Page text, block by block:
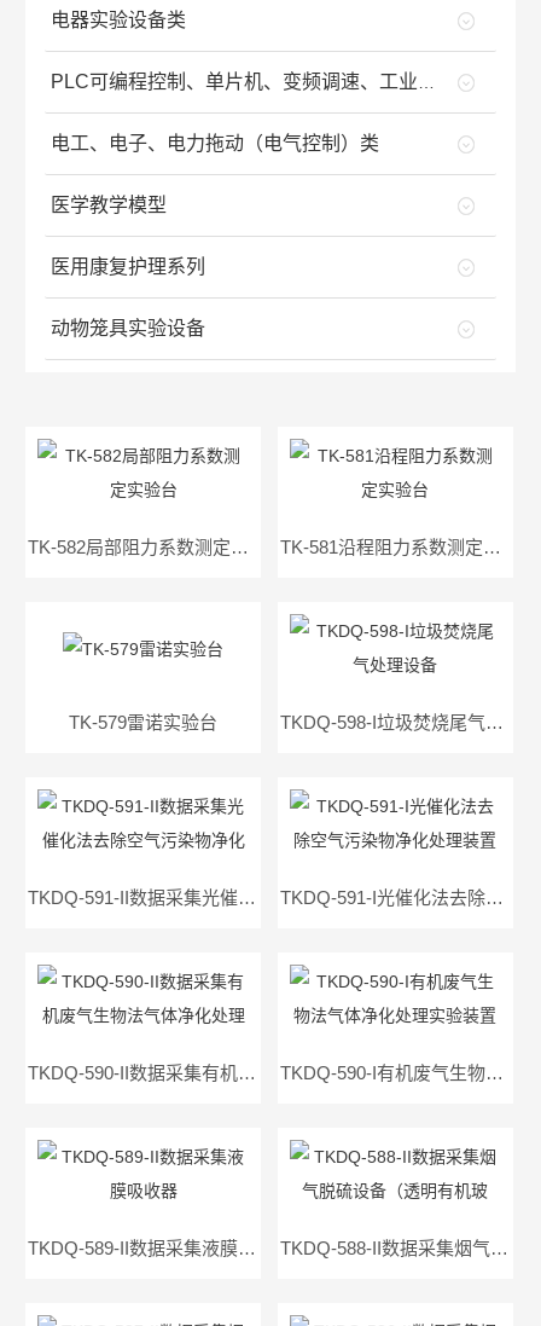
电器实验设备类
电工、电子、电力拖动（电气控制）类
医学教学模型
医用康复护理系列
动物笼具实验设备
TK-582局部阻力系数测定实验台 TK-581沿程阻力系数测定实验台
TK-579雷诺实验台 TKDQ-598-I垃圾焚烧尾气处理设备
TKDQ-591-II数据采集光催化法去除空气污染物净化装置 TKDQ-591-I光催化法去除空气污染物净化处理装置
TKDQ-590-II数据采集有机废气生物法气体净化处理装置 TKDQ-590-I有机废气生物法气体净化处理实验装置
TKDQ-589-II数据采集液膜吸收器 TKDQ-588-II数据采集烟气脱硫设备（透明有机玻璃）